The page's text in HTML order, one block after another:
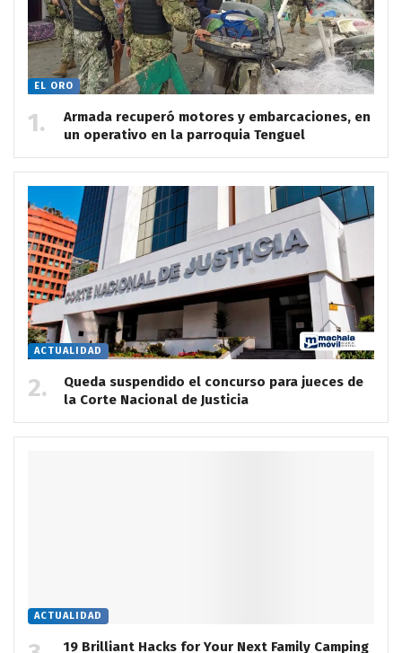
EL ORO
Armada recuperó motores y embarcaciones, en
un operativo en la parroquia Tenguel
ACTUALIDAD
Queda suspendido el concurso para jueces de
la Corte Nacional de Justicia
ACTUALIDAD
19 Brilliant Hacks for Your Next Family Camping